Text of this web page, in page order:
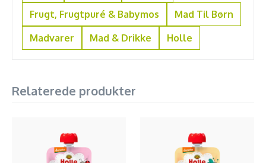
Frugt, Frugtpuré & Babymos
Mad Til Børn
Madvarer
Mad & Drikke Holle
Relaterede produkter